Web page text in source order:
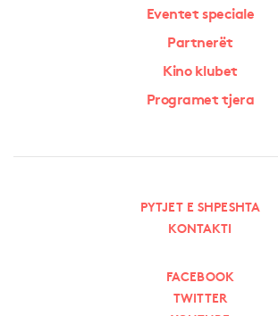
Eventet speciale
Partnerët
Kino klubet
Programet tjera
PYTJET E SHPESHTA
KONTAKTI
FACEBOOK
TWITTER